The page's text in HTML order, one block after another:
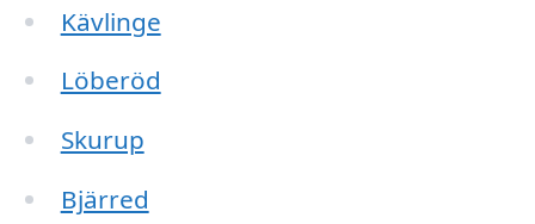
Kävlinge
Löberöd
Skurup
Bjärred